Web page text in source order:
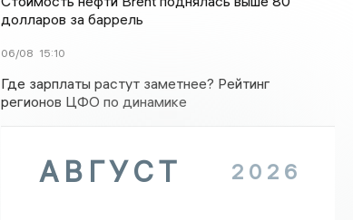
долларов за баррель
06/08 15:10
Где зарплаты растут заметнее? Рейтинг
регионов ЦФО по динамике
АВГУСТ 2026